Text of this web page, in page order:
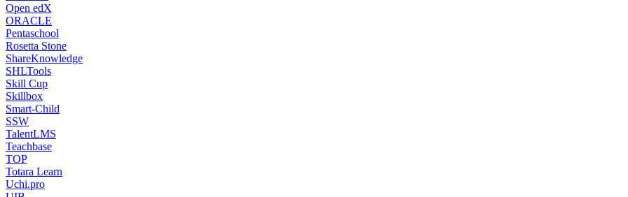
Open edX
ORACLE
Pentaschool
Rosetta Stone
ShareKnowledge
SHLTools
Skill Cup
Skillbox
Smart-Child
SSW
TalentLMS
Teachbase
TOP
Totara Learn
Uchi.pro